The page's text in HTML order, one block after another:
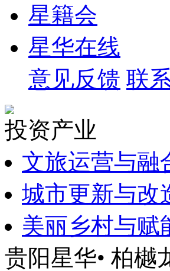
星籍会
星华在线
意见反馈 联
投资产业
文旅运营与融
城市更新与改
美丽乡村与赋
贵阳星华• 柏樾